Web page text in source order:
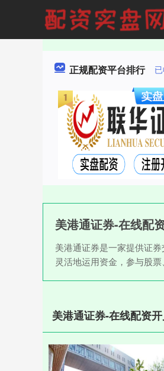
正规配资平台排行
美港通证券-在线配
美港通证券是一家提供证
灵活地运用资金，参与股票
美港通证券-在线配资